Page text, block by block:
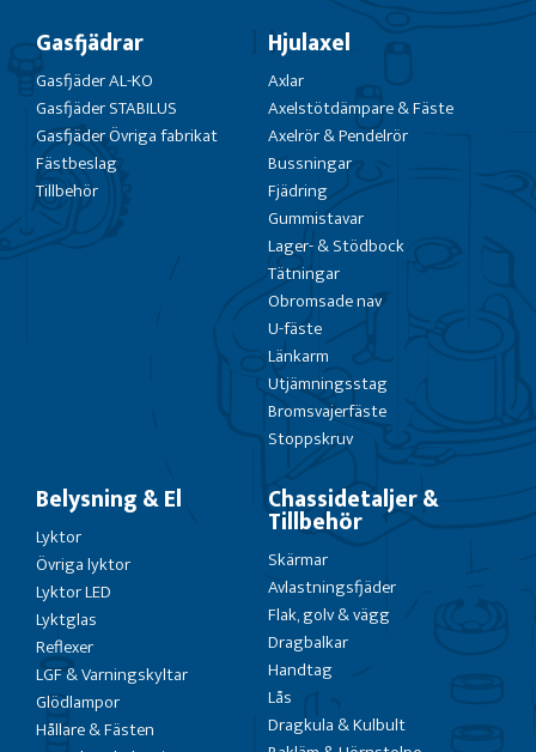
Gasfjädrar
Gasfjäder AL-KO
Gasfjäder STABILUS
Gasfjäder Övriga fabrikat
Fästbeslag
Tillbehör
Hjulaxel
Axlar
Axelstötdämpare & Fäste
Axelrör & Pendelrör
Bussningar
Fjädring
Gummistavar
Lager- & Stödbock
Tätningar
Obromsade nav
U-fäste
Länkarm
Utjämningsstag
Bromsvajerfäste
Stoppskruv
Belysning & El
Lyktor
Övriga lyktor
Lyktor LED
Lyktglas
Reflexer
LGF & Varningskyltar
Glödlampor
Hållare & Fästen
Chassidetaljer &
Tillbehör
Skärmar
Avlastningsfjäder
Flak, golv & vägg
Dragbalkar
Handtag
Lås
Dragkula & Kulbult